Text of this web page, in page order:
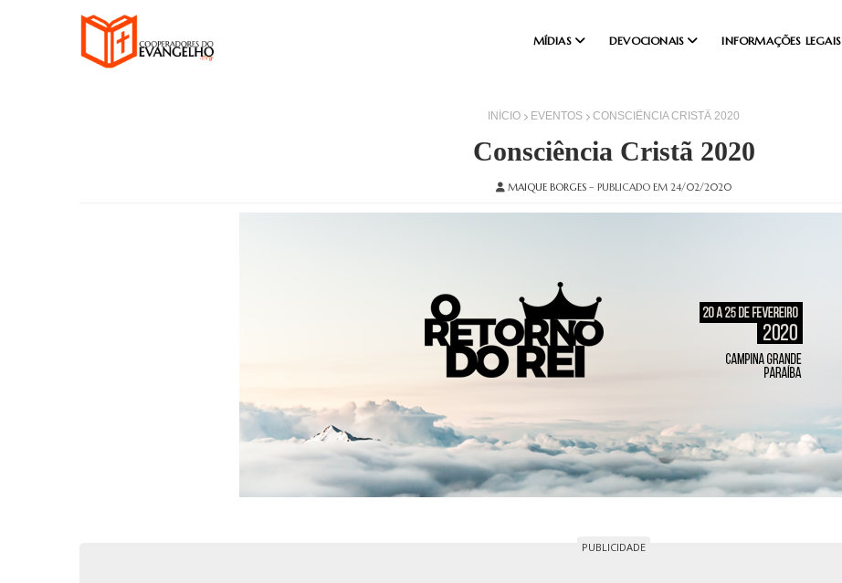
MÍDIAS DEVOCIONAIS INFORMAÇÕES LEGAIS
INÍCIO EVENTOS CONSCIÊNCIA CRISTÃ 2020
Consciência Cristã 2020
MAIQUE BORGES – PUBLICADO EM 24/02/2020